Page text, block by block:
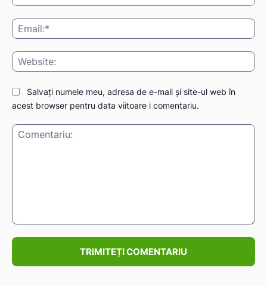
Salvați numele meu, adresa de e-mail și site-ul web în
acest browser pentru data viitoare i comentariu.